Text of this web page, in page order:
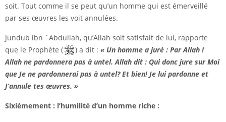
soit. Tout comme il se peut qu’un homme qui est émerveillé
par ses œuvres les voit annulées.
Jundub ibn `Abdullah, qu’Allah soit satisfait de lui, rapporte
que le Prophète (
) a dit : « Un homme a juré : Par Allah !
Allah ne pardonnera pas à untel. Allah dit : Qui donc jure sur Moi
que Je ne pardonnerai pas à untel? Et bien! Je lui pardonne et
J’annule tes œuvres. »
Sixièmement : l’humilité d’un homme riche :